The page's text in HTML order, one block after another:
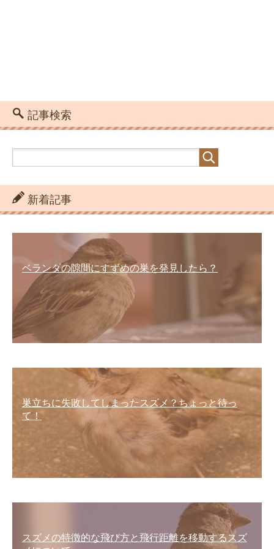
記事検索
新着記事
ベランダの隙間にすずめの巣を発見したら？
巣立ちに失敗してしまったスズメ？ちょっと待っ
て！
スズメの特徴的な飛び方と飛行距離を移動するスズ